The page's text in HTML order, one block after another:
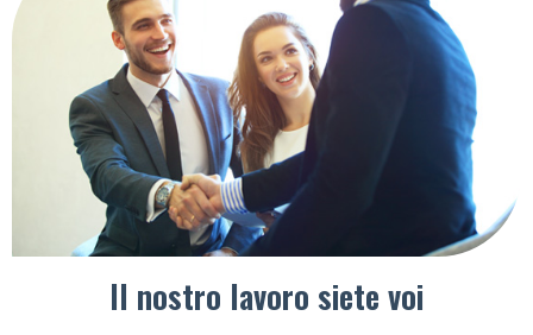
Il nostro lavoro siete voi